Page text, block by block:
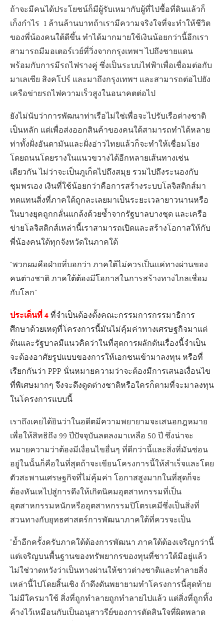
ถ้าจะมีคนได้ประโยชน์ก็มีผู้รับเหมากับผู้ที่ไปซื้อที่ดินแล้วก็
เก็งกำไร 1 ล้านล้านบาทถ้าเรามีความจริงใจที่จะทำให้ชีวิต
ของพี่น้องคนใต้ดีขึ้น ทำได้มากมายใช้เงินน้อยกว่านี้อีกเรา
สามารถมีมอเตอร์เวย์ที่วิ่งจากกรุงเทพฯ ไปถึงชายแดน
พร้อมกับการมีรถไฟรางคู่ ซึ่งเป็นระบบไฟฟ้าเพื่อเชื่อมต่อกับ
มาเลเซีย สิงคโปร์ และมาถึงกรุงเทพฯ และสามารถต่อไปยัง
เครือข่ายรถไฟความเร็วสูงในอนาคตต่อไป
ยังไม่นับว่าการพัฒนาท่าเรือไม่ใช่เพื่อจะไปรับเรือต่างชาติ
เป็นหลัก แต่เพื่อส่งออกสินค้าของคนใต้สามารถทำได้หลาย
ท่าทั้งฝั่งอันดามันและฝั่งอ่าวไทยแล้วก็จะทำให้เชื่อมโยง
โดยถนนโดยรางในแนวขวางได้อีกหลายเส้นทางเช่น
เดียวกัน ไม่ว่าจะเป็นภูเก็ตไปถึงสมุย รวมไปถึงระนองกับ
ชุมพรเอง เงินที่ใช้น้อยกว่าคือการสร้างระบบโลจิสติกส์มา
ทดแทนสิ่งที่ภาคใต้ถูกละเลยมาเป็นระยะเวลายาวนานหรือ
ในบางยุคถูกกลั่นแกล้งด้วยซ้ำจากรัฐบาลบางชุด และเครือ
ข่ายโลจิสติกส์เหล่านี้เราสามารถเปิดและสร้างโอกาสให้กับ
พี่น้องคนใต้ทุกจังหวัดในภาคใต้
“พวกผมคือฝ่ายที่บอกว่า ภาคใต้ไม่ควรเป็นแค่ทางผ่านของ
คนต่างชาติ ภาคใต้ต้องมีโอกาสในการสร้างทางไกลเชื่อม
กับโลก”
ประเด็นที่ 4ที่จำเป็นต้องตั้งคณะกรรมการกรรมาธิการ
ศึกษาด้วยเหตุที่โครงการนี้มันไม่คุ้มค่าทางเศรษฐกิจมาแต่
ต้นและรัฐบาลมีแนวคิดว่าในที่สุดการผลักดันเรื่องนี้จำเป็น
จะต้องอาศัยรูปแบบของการให้เอกชนเข้ามาลงทุน หรือที่
เรียกกันว่า PPP นั่นหมายความว่าจะต้องมีการเสนอเงื่อนไข
ที่พิเศษมากๆ จึงจะดึงดูดต่างชาติหรือใครก็ตามที่จะมาลงทุน
ในโครงการแบบนี้
เราถึงเคยได้ยินว่าในอดีตมีความพยายามจะเสนอกฎหมาย
เพื่อให้สิทธิถึง 99 ปีปัจจุบันลดลงมาเหลือ 50 ปี ซึ่งน่าจะ
หมายความว่าต้องมีเงื่อนไขอื่นๆ ที่ดีกว่านี้และสิ่งที่มันซ่อน
อยู่ในนั้นก็คือในที่สุดถ้าจะเขียนโครงการนี้ให้สำเร็จและโดย
ตัวสะพานเศรษฐกิจที่ไม่คุ้มค่า โอกาสสูงมากในที่สุดก็จะ
ต้องหันเหไปสู่การดึงให้เกิดนิคมอุตสาหกรรมที่เป็น
อุตสาหกรรมหนักหรืออุตสาหกรรมปิโตรเคมีซึ่งเป็นสิ่งที่
สวนทางกับยุทธศาสตร์การพัฒนาภาคใต้ที่ควรจะเป็น
”ย้ำอีกครั้งครับภาคใต้ต้องการพัฒนา ภาคใต้ต้องเจริญกว่านี้
แต่เจริญบนพื้นฐานของทรัพยากรของทุนที่ชาวใต้มีอยู่แล้ว
ไม่ใช่วาดหวังว่าเป็นทางผ่านให้ชาวต่างชาติและทำลายสิ่ง
เหล่านี้ไปโดยสิ้นเชิง ถ้าดึงดันพยายามทำโครงการนี้สุดท้าย
ไม่มีใครมาใช้ สิ่งที่ถูกทำลายถูกทำลายไปแล้ว แต่สิ่งที่ถูกทิ้ง
ค้างไว้เหมือนกับเป็นอนุสาวรีย์ของการตัดสินใจที่ผิดพลาด